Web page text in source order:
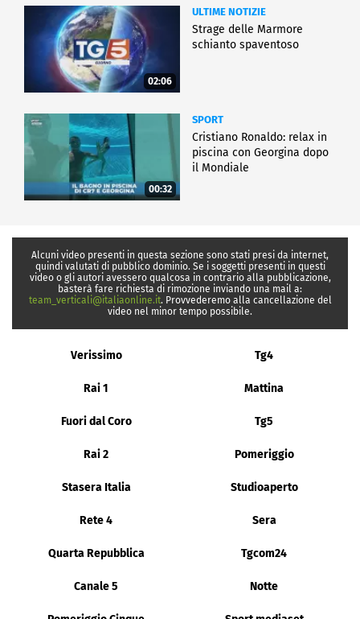
02:06
ULTIME NOTIZIE
Strage delle Marmore
schianto spaventoso
00:32
SPORT
Cristiano Ronaldo: relax in
piscina con Georgina dopo
il Mondiale
Alcuni video presenti in questa sezione sono stati presi da internet,
quindi valutati di pubblico dominio. Se i soggetti presenti in questi
video o gli autori avessero qualcosa in contrario alla pubblicazione,
basterà fare richiesta di rimozione inviando una mail a:
team_verticali@italiaonline.it. Provvederemo alla cancellazione del
video nel minor tempo possibile.
Verissimo Tg4
Rai 1 Mattina
Fuori dal Coro Tg5
Rai 2 Pomeriggio
Stasera Italia Studioaperto
Rete 4 Sera
Quarta Repubblica Tgcom24
Canale 5 Notte